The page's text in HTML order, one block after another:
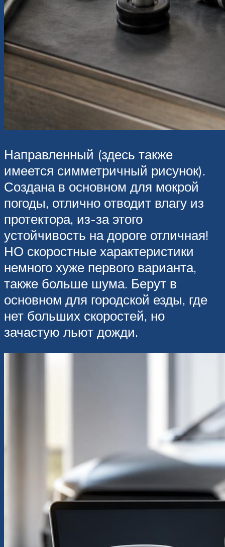
Направленный (здесь также
имеется симметричный рисунок).
Создана в основном для мокрой
погоды, отлично отводит влагу из
протектора, из-за этого
устойчивость на дороге отличная!
НО скоростные характеристики
немного хуже первого варианта,
также больше шума. Берут в
основном для городской езды, где
нет больших скоростей, но
зачастую льют дожди.